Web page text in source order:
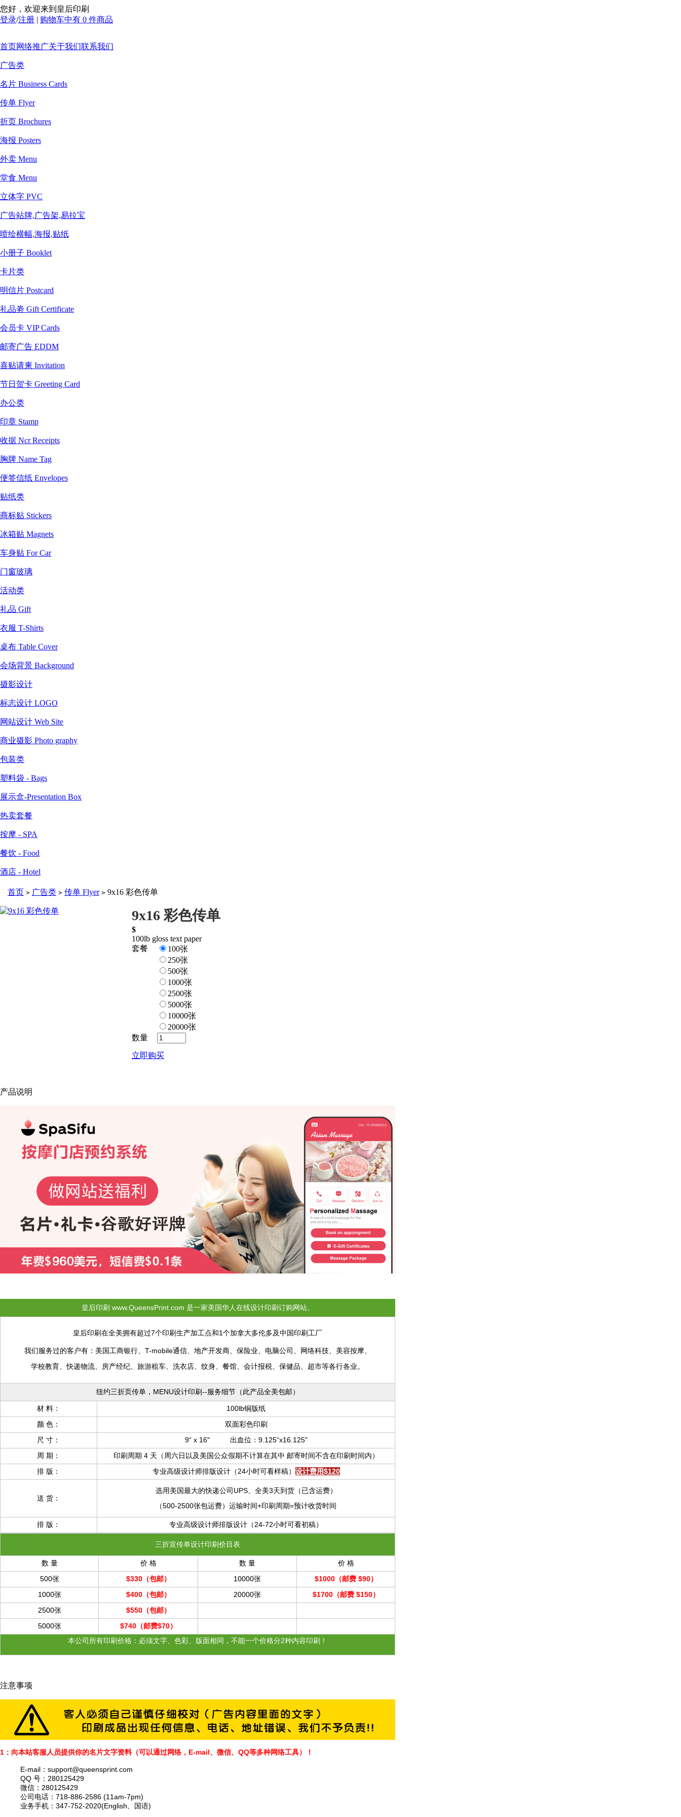
您好，欢迎来到皇后印刷
登录/注册 | 购物车中有 0 件商品
首页网络推广关于我们联系我们
广告类
名片 Business Cards
传单 Flyer
折页 Brochures
海报 Posters
外卖 Menu
堂食 Menu
立体字 PVC
广告站牌,广告架,易拉宝
喷绘横幅,海报,贴纸
小册子 Booklet
卡片类
明信片 Postcard
礼品劵 Gift Certificate
会员卡 VIP Cards
邮寄广告 EDDM
喜贴请柬 Invitation
节日贺卡 Greeting Card
办公类
印章 Stamp
收据 Ncr Receipts
胸牌 Name Tag
便签信纸 Envelopes
贴纸类
商标贴 Stickers
冰箱贴 Magnets
车身贴 For Car
门窗玻璃
活动类
礼品 Gift
衣服 T-Shirts
桌布 Table Cover
会场背景 Background
摄影设计
标志设计 LOGO
网站设计 Web Site
商业摄影 Photo graphy
包装类
塑料袋 - Bags
展示盒-Presentation Box
热卖套餐
按摩 - SPA
餐饮 - Food
酒店 - Hotel
首页 > 广告类 > 传单 Flyer > 9x16 彩色传单
9x16 彩色传单
$
100lb gloss text paper
套餐
100张
250张
500张
1000张
2500张
5000张
10000张
20000张
数量
立即购买
产品说明
皇后印刷 www.QueensPrint.com 是一家美国华人在线设计印刷订购网站。
皇后印刷在全美拥有超过7个印刷生产加工点和1个加拿大多伦多及中国印刷工厂
我们服务过的客户有：美国工商银行、T-mobile通信、地产开发商、保险业、电脑公司、网络科技、美容按摩、
学校教育、快递物流、房产经纪、旅游租车、洗衣店、纹身、餐馆、会计报税、保健品、超市等各行各业。
纽约三折页传单，MENU设计印刷--服务细节（此产品全美包邮）
材 料：
100lb铜版纸
颜 色：
双面彩色印刷
尺 寸：
9“ x 16" 出血位：9.125“x16.125"
周 期：
印刷周期 4 天（周六日以及美国公众假期不计算在其中 邮寄时间不含在印刷时间内）
排 版：
专业高级设计师排版设计（24小时可看样稿） 设计费用$120
送 货：
选用美国最大的快递公司UPS、全美3天到货（已含运费）
（500-2500张包运费）运输时间+印刷周期=预计收货时间
排 版： 专业高级设计师排版设计（24-72小时可看初稿）
三折宣传单设计印刷价目表
数 量 价 格 数 量
价 格
500张
$330（包邮） 10000张 $1000（邮费 $90）
1000张
$400（包邮） 20000张 $1700（邮费 $150）
2500张
$550（包邮）
5000张
$740（邮费$70）
本公司所有印刷价格：必须文字、色彩、版面相同，不能一个价格分2种内容印刷！
注意事项
1：向本站客服人员提供你的名片文字资料（可以通过网络，E-mail、微信、QQ等多种网络工具）！
E-mail： support@queensprint.com
QQ 号：280125429
微信：280125429
公司电话：718-886-2586 (11am-7pm)
业务手机：347-752-2020(English、国语)